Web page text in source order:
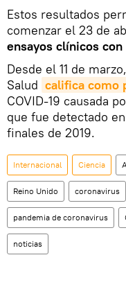
Estos resultados
comenzar el 23 de
ensayos clínicos
Desde el 11 de
Salud califica como
COVID-19 causada
que fue detectado
finales de 2019.
Internacional Ciencia
Reino Unido coronavirus
pandemia de coronavirus
noticias